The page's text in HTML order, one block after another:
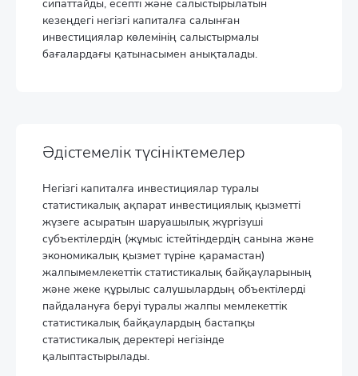
сипаттайды, есепті және салыстырылатын
кезеңдегі негізгі капиталға салынған
инвестициялар көлемінің салыстырмалы
бағалардағы қатынасымен анықталады.
Әдістемелік түсініктемелер
Негізгі капиталға инвестициялар туралы
статистикалық ақпарат инвестициялық қызметті
жүзеге асыратын шаруашылық жүргізуші
субъектілердің (жұмыс істейтіндердің санына және
экономикалық қызмет түріне қарамастан)
жалпымемлекеттік статистикалық байқауларының
және жеке құрылыс салушылардың объектілерді
пайдалануға беруі туралы жалпы мемлекеттік
статистикалық байқаулардың бастапқы
статистикалық деректері негізінде
қалыптастырылады.